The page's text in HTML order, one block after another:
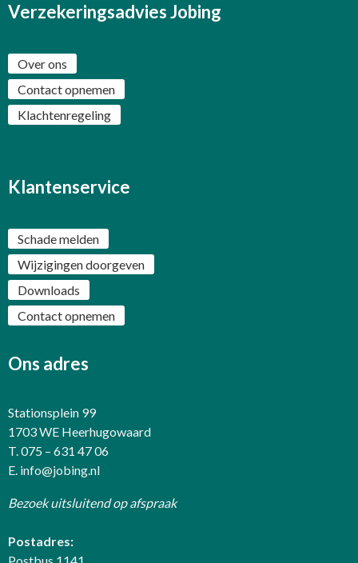
Verzekeringsadvies Jobing
Over ons
Contact opnemen
Klachtenregeling
Klantenservice
Schade melden
Wijzigingen doorgeven
Downloads
Contact opnemen
Ons adres
Stationsplein 99
1703 WE Heerhugowaard
T. 075 – 631 47 06
E. info@jobing.nl
Bezoek uitsluitend op afspraak
Postadres: